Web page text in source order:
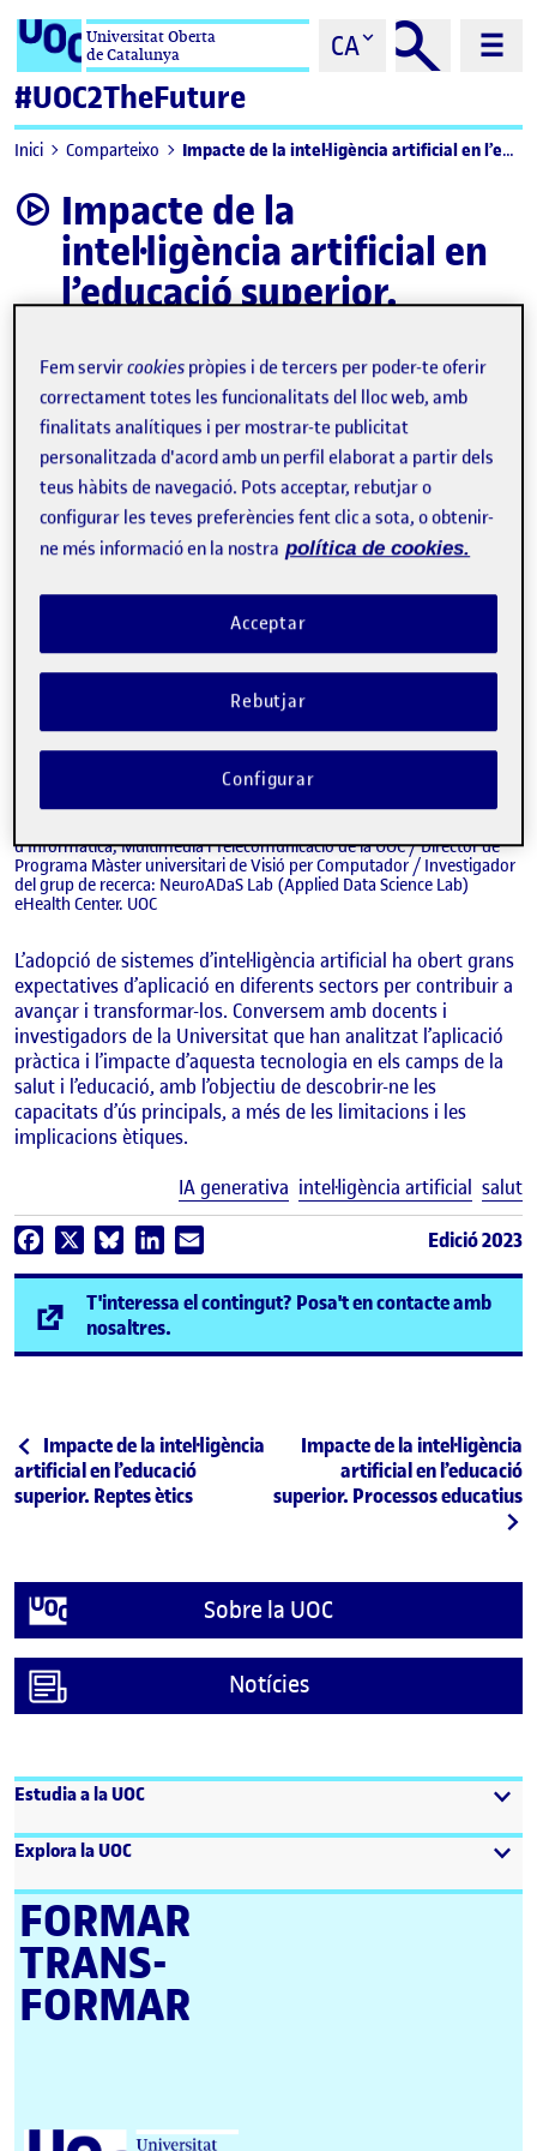
Saltar al contingutUniversitat Oberta
de Catalunya
CA
#UOC2TheFuture
Inici Comparteixo Impacte de la intel·ligència artificial en l’educació superior. Aplicacions en el camp de la salut
video Impacte de la
intel·ligència artificial en
l’educació superior.
la salut
DAVID MASIP RODÓ, CARLES VENTURA ROYO, XAVIER BARÓ SOLÉ,
FERRAN PRADOS CARRASCO
d'Informàtica, Multimèdia i Telecomunicació de la UOC / Director de
Programa Màster universitari de Visió per Computador / Investigador
del grup de recerca: NeuroADaS Lab (Applied Data Science Lab)
eHealth Center. UOC
L’adopció de sistemes d’intel·ligència artificial ha obert grans
expectatives d’aplicació en diferents sectors per contribuir a
avançar i transformar-los. Conversem amb docents i
investigadors de la Universitat que han analitzat l’aplicació
pràctica i l’impacte d’aquesta tecnologia en els camps de la
salut i l’educació, amb l’objectiu de descobrir-ne les
capacitats d’ús principals, a més de les limitacions i les
implicacions ètiques.
IA generativa intel·ligència artificial salut
Facebook BlueskyLinkedIn Edició 2023
T'interessa el contingut? Posa't en contacte amb
nosaltres.
Navegació d'entrades
Entrada anterior
Impacte de la intel·ligència
artificial en l’educació
superior. Reptes ètics
Entrada següent
Impacte de la intel·ligència
artificial en l’educació
superior. Processos educatius
Sobre la UOC
Notícies
Estudia a la UOC
Explora la UOC
FORMAR
TRANS­
FORMAR
Universitat Oberta de Catalunya (UOC)
Fem servircookies pròpies i de tercers per poder-te oferir
correctament totes les funcionalitats del lloc web, amb
finalitats analítiques i per mostrar-te publicitat
personalitzada d'acord amb un perfil elaborat a partir dels
teus hàbits de navegació. Pots acceptar, rebutjar o
configurar les teves preferències fent clic a sota, o obtenir-
ne més informació en la nostra política de cookies.
Rebutjar
Acceptar
Configurar